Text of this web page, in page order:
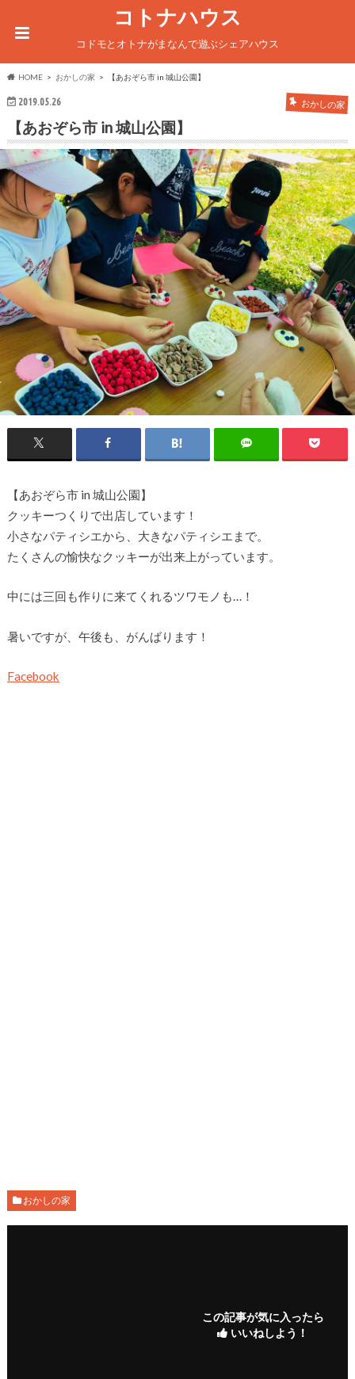
コトナハウス
コドモとオトナがまなんで遊ぶシェアハウス
HOME おかしの家 【あおぞら市 in 城山公園】
2019.05.26 おかしの家
【あおぞら市 in 城山公園】
【あおぞら市 in 城山公園】
クッキーつくりで出店しています！
小さなパティシエから、大きなパティシエまで。
たくさんの愉快なクッキーが出来上がっています。
中には三回も作りに来てくれるツワモノも…！
暑いですが、午後も、がんばります！
Facebook
おかしの家
この記事が気に入ったら
いいねしよう！